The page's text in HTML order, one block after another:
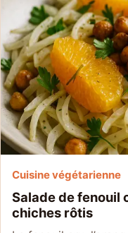
Cuisine végétarienne
Salade de fenouil
chiches rôtis